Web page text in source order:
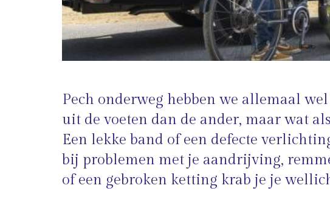
Pech onderweg hebben we allemaal
uit de voeten dan de ander, maar wat
Een lekke band of een defecte
bij problemen met je aandrijving,
of een gebroken ketting krab je je